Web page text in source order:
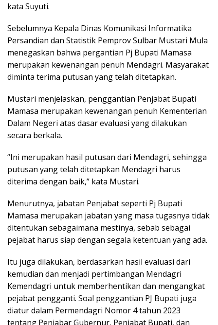
kata Suyuti.
Sebelumnya Kepala Dinas Komunikasi Informatika
Persandian dan Statistik Pemprov Sulbar Mustari Mula
menegaskan bahwa pergantian Pj Bupati Mamasa
merupakan kewenangan penuh Mendagri. Masyarakat
diminta terima putusan yang telah ditetapkan.
Mustari menjelaskan, penggantian Penjabat Bupati
Mamasa merupakan kewenangan penuh Kementerian
Dalam Negeri atas dasar evaluasi yang dilakukan
secara berkala.
“Ini merupakan hasil putusan dari Mendagri, sehingga
putusan yang telah ditetapkan Mendagri harus
diterima dengan baik,” kata Mustari.
Menurutnya, jabatan Penjabat seperti Pj Bupati
Mamasa merupakan jabatan yang masa tugasnya tidak
ditentukan sebagaimana mestinya, sebab sebagai
pejabat harus siap dengan segala ketentuan yang ada.
Itu juga dilakukan, berdasarkan hasil evaluasi dari
kemudian dan menjadi pertimbangan Mendagri
Kemendagri untuk memberhentikan dan mengangkat
pejabat pengganti. Soal penggantian PJ Bupati juga
diatur dalam Permendagri Nomor 4 tahun 2023
tentang Penjabar Gubernur, Penjabat Bupati, dan